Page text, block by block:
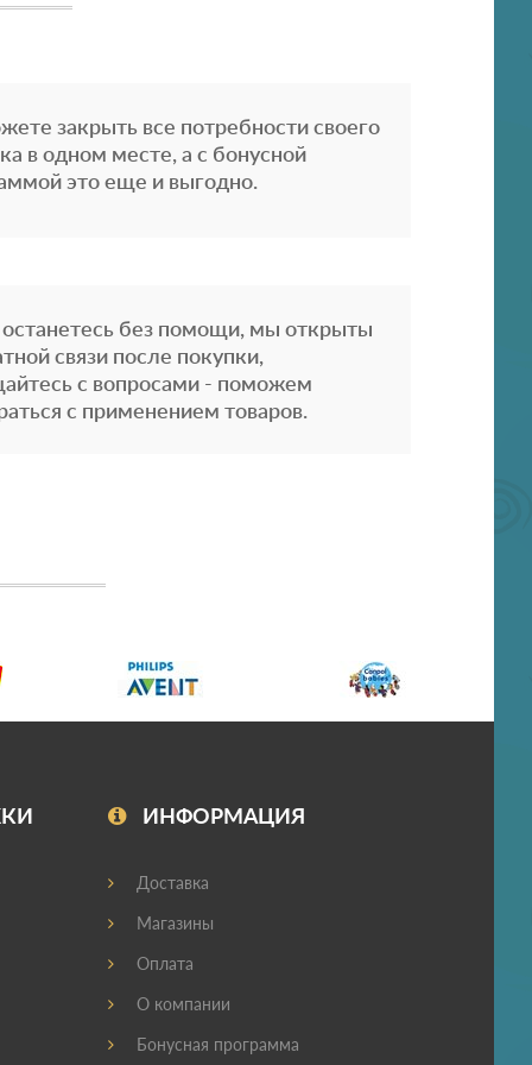
закрыть все потребности своего
в одном месте, а с бонусной
это еще и выгодно.
без помощи, мы открыты
связи после покупки,
с вопросами - поможем
с применением товаров.
ИНФОРМАЦИЯ
Доставка
Магазины
Оплата
О компании
Бонусная программа